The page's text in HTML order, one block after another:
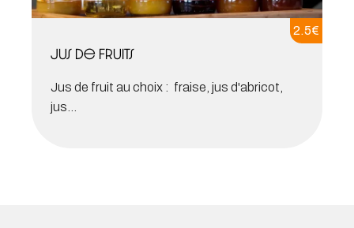
2.5€
Jus de fruits
Jus de fruit au choix : fraise, jus d'abricot,
jus...